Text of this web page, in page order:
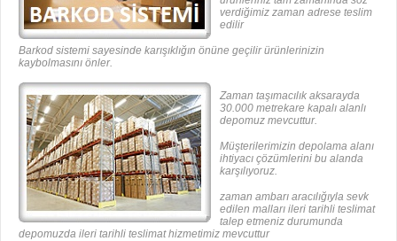
verdiğimiz zaman adrese teslim
edilir
Barkod sistemi sayesinde karışıklığın önüne geçilir ürünlerinizin
kaybolmasını önler.
Zaman taşımacılık aksarayda
30.000 metrekare kapalı alanlı
depomuz mevcuttur.
Müşterilerimizin depolama alanı
ihtiyacı çözümlerini bu alanda
karşılıyoruz.
zaman ambarı aracılığıyla sevk
edilen malları ileri tarihli teslimat
talep etmeniz durumunda
depomuzda ileri tarihli teslimat hizmetimiz mevcuttur